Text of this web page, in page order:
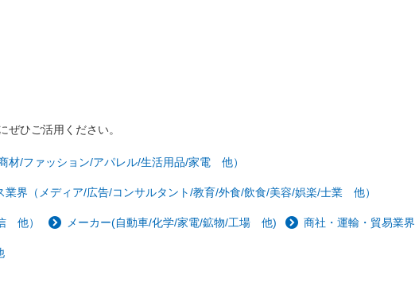
ひご活用ください。
材/ファッション/アパレル/生活用品/家電 他）
業界（メディア/広告/コンサルタント/教育/外食/飲食/美容/娯楽/士業 他）
他） メーカー(自動車/化学/家電/鉱物/工場 他) 商社・運輸・貿易業界